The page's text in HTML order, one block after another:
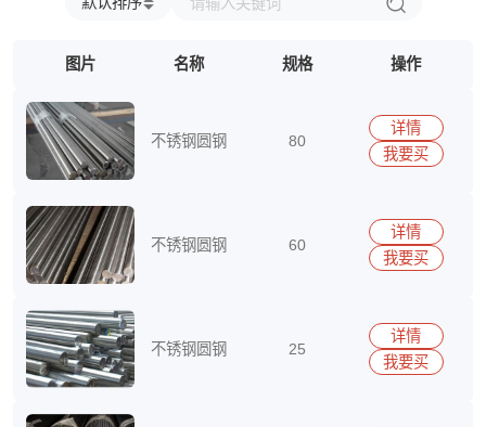
广西壮族自治区
西藏自治区香港特别行政区
图片 名称 规格 操作
不锈钢圆钢 80
详情
我要买
不锈钢圆钢 60
详情
我要买
不锈钢圆钢 25
详情
我要买